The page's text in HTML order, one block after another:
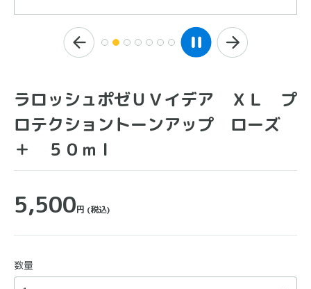
ラロッシュポゼＵＶイデア ＸＬ プ
ロテクショントーンアップ ローズ
＋ ５０ｍｌ
5,500円 (税込)
数量